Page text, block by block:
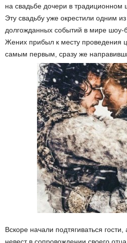
на свадьбе дочери в традиционном
Эту свадьбу уже окрестили одним
долгожданных событий в мире шоу-
Жених прибыл к месту проведения
самым первым, сразу же
Вскоре начали подтягиваться